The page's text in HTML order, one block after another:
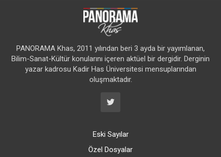
PANORAMA Khas, 2011 yılından beri 3 ayda bir yayımlanan,
Bilim-Sanat-Kültür konularını içeren aktüel bir dergidir. Derginin
yazar kadrosu Kadir Has Üniversitesi mensuplarından
oluşmaktadır.
Eski Sayılar
Özel Dosyalar